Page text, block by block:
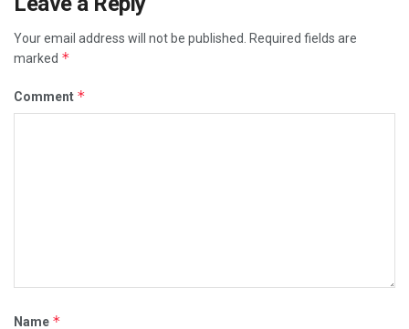
Your email address will not be published. Required fields are
marked *
Comment *
Name *